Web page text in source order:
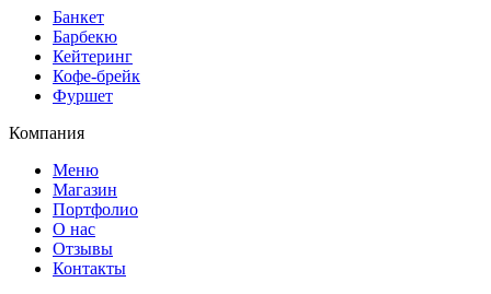
Банкет
Барбекю
Кейтеринг
Кофе-брейк
Фуршет
Компания
Меню
Магазин
Портфолио
О нас
Отзывы
Контакты